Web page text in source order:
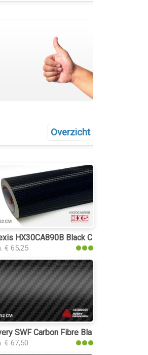
Overzicht
wrap folie
HX30CA890B Black Carbon Gloss
€ 65,25
car wrap folie
SWF Carbon Fibre Black car wrap
€ 67,50